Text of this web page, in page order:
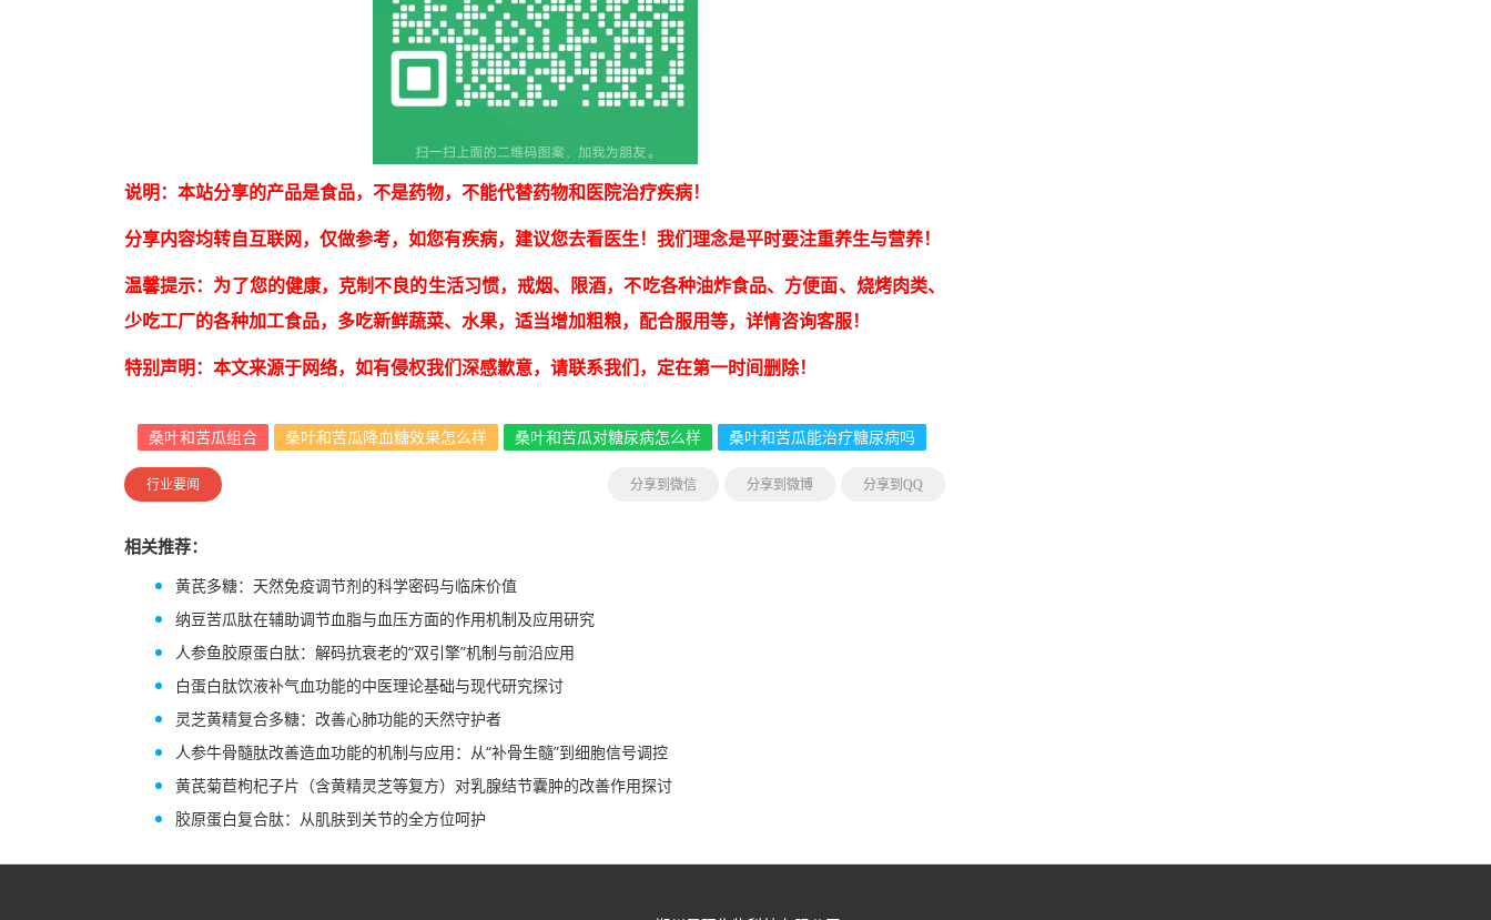
说明：本站分享的产品是食品，不是药物，不能代替药物和医院治疗疾病！
分享内容均转自互联网，仅做参考，如您有疾病，建议您去看医生！我们理念是平时要注重养生与营养！
温馨提示：为了您的健康，克制不良的生活习惯，戒烟、限酒，不吃各种油炸食品、方便面、烧烤肉类、
少吃工厂的各种加工食品，多吃新鲜蔬菜、水果，适当增加粗粮，配合服用等，详情咨询客服！
特别声明：本文来源于网络，如有侵权我们深感歉意，请联系我们，定在第一时间删除！
桑叶和苦瓜组合 桑叶和苦瓜降血糖效果怎么样 桑叶和苦瓜对糖尿病怎么样 桑叶和苦瓜能治疗糖尿病吗
行业要闻 分享到微信 分享到微博 分享到QQ
相关推荐：
黄芪多糖：天然免疫调节剂的科学密码与临床价值
纳豆苦瓜肽在辅助调节血脂与血压方面的作用机制及应用研究
人参鱼胶原蛋白肽：解码抗衰老的“双引擎”机制与前沿应用
白蛋白肽饮液补气血功能的中医理论基础与现代研究探讨
灵芝黄精复合多糖：改善心肺功能的天然守护者
人参牛骨髓肽改善造血功能的机制与应用：从“补骨生髓”到细胞信号调控
黄芪菊苣枸杞子片（含黄精灵芝等复方）对乳腺结节囊肿的改善作用探讨
胶原蛋白复合肽：从肌肤到关节的全方位呵护